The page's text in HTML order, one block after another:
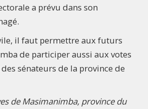
a prévu dans son
il faut permettre aux futurs
de participer aussi aux votes
sénateurs de la province de
de Masimanimba, province du